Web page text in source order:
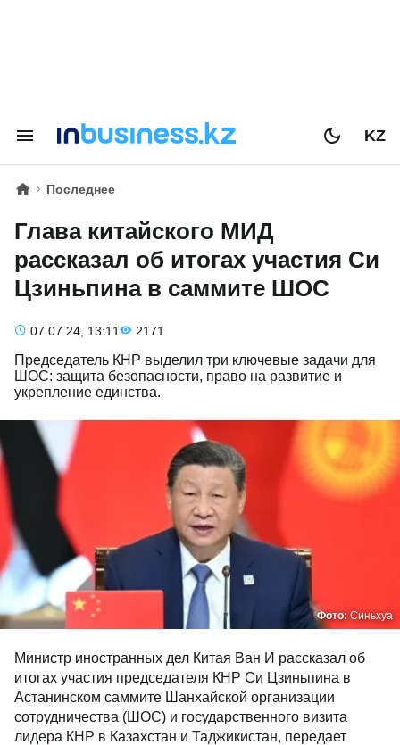
KZ
Последнее
Глава китайского МИД
рассказал об итогах участия Си
Цзиньпина в саммите ШОС
07.07.24, 13:11 2171
Председатель КНР выделил три ключевые задачи для
ШОС: защита безопасности, право на развитие и
укрепление единства.
Фото: Синьхуа
Министр иностранных дел Китая Ван И рассказал об
итогах участия председателя КНР Си Цзиньпина в
Астанинском саммите Шанхайской организации
сотрудничества (ШОС) и государственного визита
лидера КНР в Казахстан и Таджикистан, передает